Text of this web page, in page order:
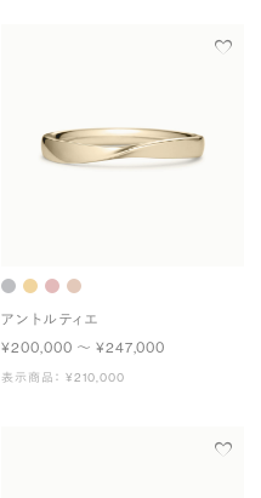
アントルティエ
¥200,000 〜 ¥247,000
表示商品： ¥210,000